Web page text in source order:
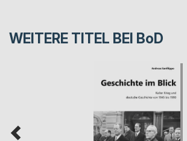
WEITERE TITEL BEI BoD